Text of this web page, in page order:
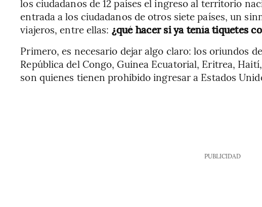
los ciudadanos de 12 países el ingreso al territorio
entrada a los ciudadanos de otros siete países, un
viajeros, entre ellas: ¿qué hacer si ya tenía tiquetes
Primero, es necesario dejar algo claro: los oriundos
República del Congo, Guinea Ecuatorial, Eritrea,
son quienes tienen prohibido ingresar a Estados
PUBLICIDAD